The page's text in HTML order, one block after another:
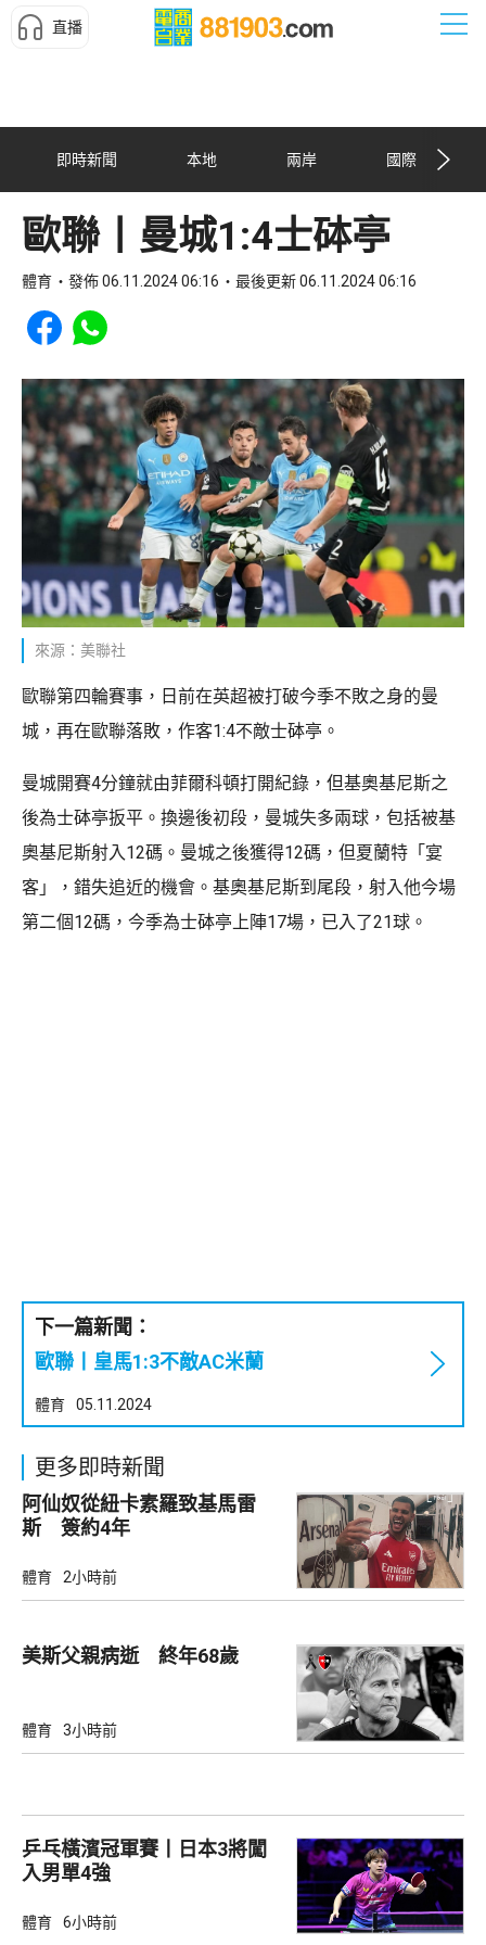
直播
即時新聞 本地 兩岸 國際
歐聯丨曼城1:4士砵亭
體育 發佈 06.11.2024 06:16 最後更新 06.11.2024 06:16
Share to Facebook
Share to WhatsApp
來源：美聯社
歐聯第四輪賽事，日前在英超被打破今季不敗之身的曼
城，再在歐聯落敗，作客1:4不敵士砵亭。
曼城開賽4分鐘就由菲爾科頓打開紀錄，但基奧基尼斯之
後為士砵亭扳平。換邊後初段，曼城失多兩球，包括被基
奧基尼斯射入12碼。曼城之後獲得12碼，但夏蘭特「宴
客」，錯失追近的機會。基奧基尼斯到尾段，射入他今場
第二個12碼，今季為士砵亭上陣17場，已入了21球。
下一篇新聞：
歐聯丨皇馬1:3不敵AC米蘭
體育 05.11.2024
更多即時新聞
阿仙奴從紐卡素羅致基馬雷
斯 簽約4年
體育 2小時前
美斯父親病逝 終年68歲
體育 3小時前
乒乓橫濱冠軍賽丨日本3將闖
入男單4強
體育 6小時前